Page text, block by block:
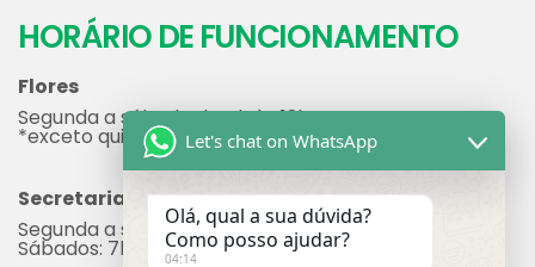
HORÁRIO DE FUNCIONAMENTO
Flores
Segunda a sábado de 4h às 12h.
*exceto quinta que funciona de 2h às 12h
Secretaria
Segunda a sexta: 7h às 17h
Sábados: 7h às 12h
Let's chat on WhatsApp
Olá, qual a sua dúvida?
Como posso ajudar?
04:14